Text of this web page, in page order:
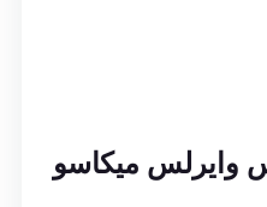
وایرلس میکاسو